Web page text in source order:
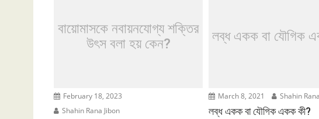
বায়োমাসকে নবায়নযোগ্য শক্তির
উৎস বলা হয় কেন?
February 18, 2023
Shahin Rana Jibon
লব্ধ একক বা যৌগিক
March 8, 2021 Shahin
লব্ধ একক বা যৌগিক একক কী?